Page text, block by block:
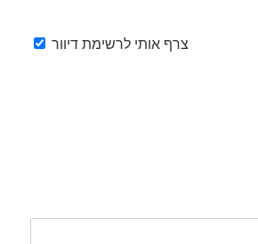
צרף אותי לרשימת דיוור